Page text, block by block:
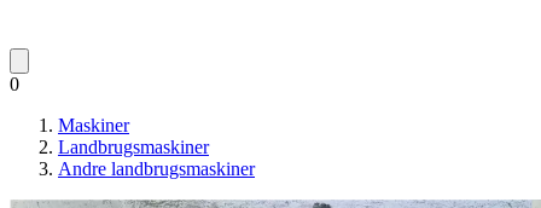
0
Maskiner
Landbrugsmaskiner
Andre landbrugsmaskiner